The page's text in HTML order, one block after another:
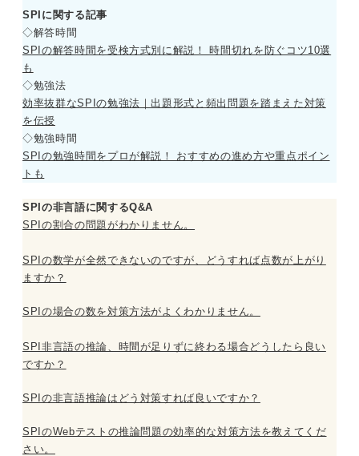
SPIに関する記事
◇解答時間
SPIの解答時間を受検方式別に解説！ 時間切れを防ぐコツ10選
も
◇勉強法
効率抜群なSPIの勉強法｜出題形式と頻出問題を踏まえた対策
を伝授
◇勉強時間
SPIの勉強時間をプロが解説！ おすすめの進め方や重点ポイン
トも
SPIの非言語に関するQ&A
SPIの割合の問題がわかりません。
SPIの数学が全然できないのですが、どうすれば点数が上がり
ますか？
SPIの場合の数を対策方法がよくわかりません。
SPI非言語の推論、時間が足りずに終わる場合どうしたら良い
ですか？
SPIの非言語推論はどう対策すれば良いですか？
SPIのWebテストの推論問題の効率的な対策方法を教えてくだ
さい。